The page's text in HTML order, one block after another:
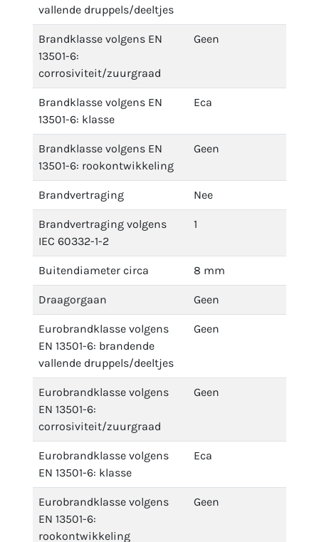
vallende druppels/deeltjes
Brandklasse volgens EN
13501-6:
corrosiviteit/zuurgraad
Geen
Brandklasse volgens EN
13501-6: klasse
Eca
Brandklasse volgens EN
13501-6: rookontwikkeling
Geen
Brandvertraging Nee
Brandvertraging volgens
IEC 60332-1-2
1
Buitendiameter circa 8 mm
Draagorgaan Geen
Eurobrandklasse volgens
EN 13501-6: brandende
vallende druppels/deeltjes
Geen
Eurobrandklasse volgens
EN 13501-6:
corrosiviteit/zuurgraad
Geen
Eurobrandklasse volgens
EN 13501-6: klasse
Eca
Eurobrandklasse volgens
EN 13501-6:
rookontwikkeling
Geen